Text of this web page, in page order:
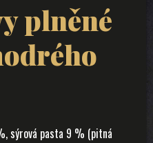
plněné
sýrová pasta 9 % (pitná